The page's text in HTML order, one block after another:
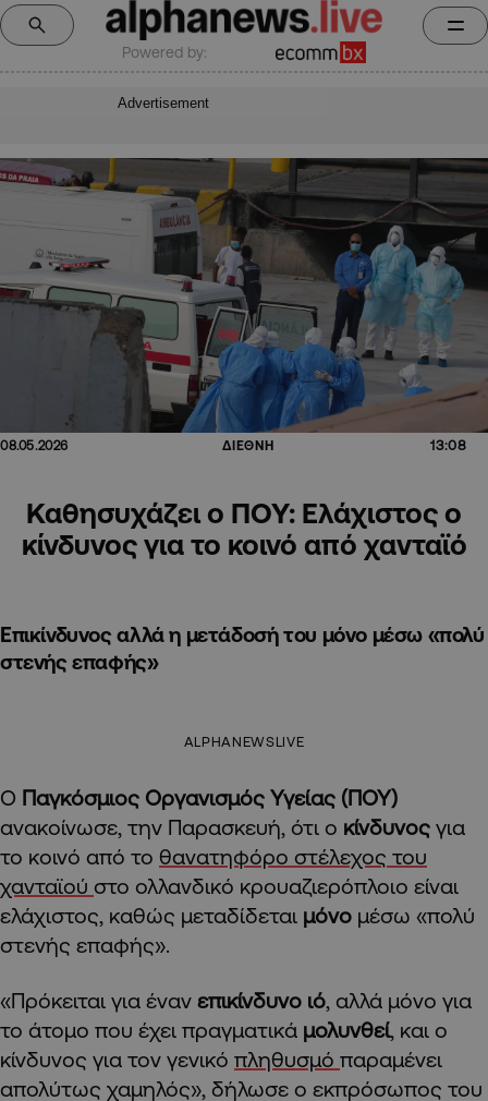
Powered by:
Advertisement
08.05.2026 ΔΙΕΘΝΗ 13:08
Καθησυχάζει ο ΠΟΥ: Eλάχιστος ο
κίνδυνος για το κοινό από χανταϊό
Επικίνδυνος αλλά η μετάδοσή του μόνο μέσω «πολύ
στενής επαφής»
ALPHANEWSLIVE
Ο Παγκόσμιος Οργανισμός Υγείας (ΠΟΥ)
ανακοίνωσε, την Παρασκευή, ότι ο κίνδυνος για
το κοινό από το θανατηφόρο στέλεχος του
χανταϊού στο ολλανδικό κρουαζιερόπλοιο είναι
ελάχιστος, καθώς μεταδίδεται μόνο μέσω «πολύ
στενής επαφής».
«Πρόκειται για έναν επικίνδυνο ιό, αλλά μόνο για
το άτομο που έχει πραγματικά μολυνθεί, και ο
κίνδυνος για τον γενικό πληθυσμό παραμένει
απολύτως χαμηλός», δήλωσε ο εκπρόσωπος του